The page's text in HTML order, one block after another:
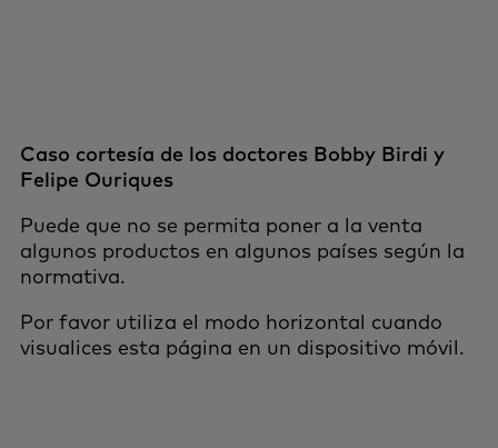
Caso cortesía de los doctores Bobby Birdi y
Felipe Ouriques
Puede que no se permita poner a la venta
algunos productos en algunos países según la
normativa.
Por favor utiliza el modo horizontal cuando
visualices esta página en un dispositivo móvil.